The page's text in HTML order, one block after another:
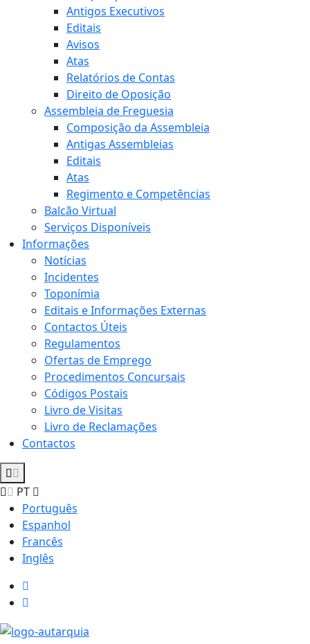
Antigos Executivos
Editais
Avisos
Atas
Relatórios de Contas
Direito de Oposição
Assembleia de Freguesia
Composição da Assembleia
Antigas Assembleias
Editais
Atas
Regimento e Competências
Balcão Virtual
Serviços Disponíveis
Informações
Notícias
Incidentes
Toponímia
Editais e Informações Externas
Contactos Úteis
Regulamentos
Ofertas de Emprego
Procedimentos Concursais
Códigos Postais
Livro de Visitas
Livro de Reclamações
Contactos
PT
Português
Espanhol
Francês
Inglês